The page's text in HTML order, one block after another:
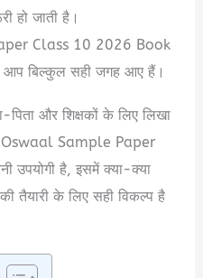
हो जाती है।
Class 10 2026 Book
आप बिल्कुल सही जगह आए हैं।
पिता और शिक्षकों के लिए लिखा
Oswaal Sample Paper
उपयोगी है, इसमें क्या-क्या
की तैयारी के लिए सही विकल्प है